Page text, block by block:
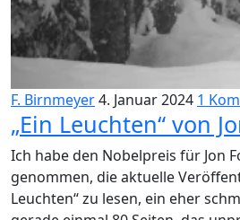
F. Birnmeyer4. Januar 2024 1
„Ein Leuchten“ von
Ich habe den Nobelpreis für Jon
genommen, die aktuelle
Leuchten“ zu lesen, ein eher